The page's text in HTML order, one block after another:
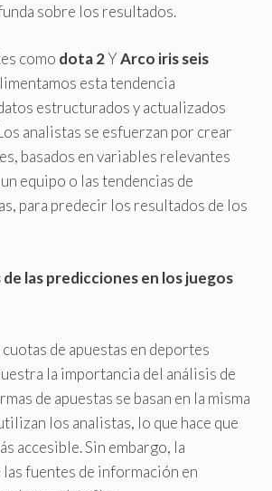
sobre los resultados.
como dota 2YArco iris seis
esta tendencia
estructurados y actualizados
analistas se esfuerzan por crear
basados ​​en variables relevantes
equipo o las tendencias de
para predecir los resultados de los
las predicciones en los juegos
de apuestas en deportes
la importancia del análisis de
de apuestas se basan en la misma
los analistas, lo que hace que
accesible. Sin embargo, la
fuentes de información en